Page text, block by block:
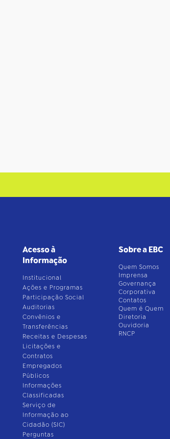
Acesso à
Informação
Institucional
Ações e Programas
Participação Social
Auditorias
Convênios e
Transferências
Receitas e Despesas
Licitações e
Contratos
Empregados
Públicos
Informações
Classificadas
Serviço de
Informação ao
Cidadão (SIC)
Perguntas
Sobre a EBC
Quem Somos
Imprensa
Governança
Corporativa
Contatos
Quem é Quem
Diretoria
Ouvidoria
RNCP